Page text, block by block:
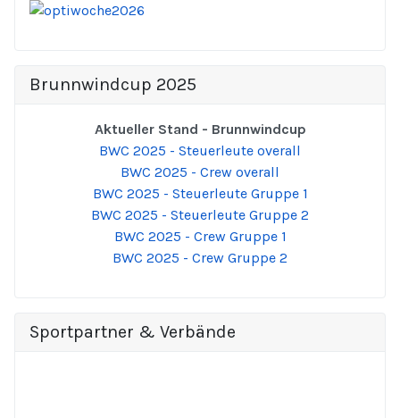
Brunnwindcup 2025
Aktueller Stand - Brunnwindcup
BWC 2025 - Steuerleute overall
BWC 2025 - Crew overall
BWC 2025 - Steuerleute Gruppe 1
BWC 2025 - Steuerleute Gruppe 2
BWC 2025 - Crew Gruppe 1
BWC 2025 - Crew Gruppe 2
Sportpartner & Verbände